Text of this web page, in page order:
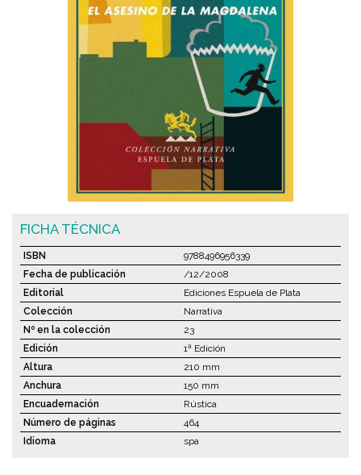
FICHA TÉCNICA
ISBN
9788496956339
Fecha de publicación
/12/2008
Editorial
Ediciones Espuela de Plata
Colección
Narrativa
Nº en la colección
23
Edición
1ª Edición
Altura
210 mm
Anchura
150 mm
Encuadernación
Rústica
Número de páginas
464
Idioma
spa